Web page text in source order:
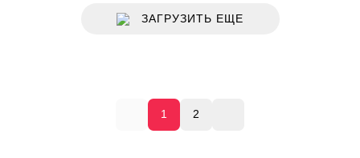
ЗАГРУЗИТЬ ЕЩЕ
1 2